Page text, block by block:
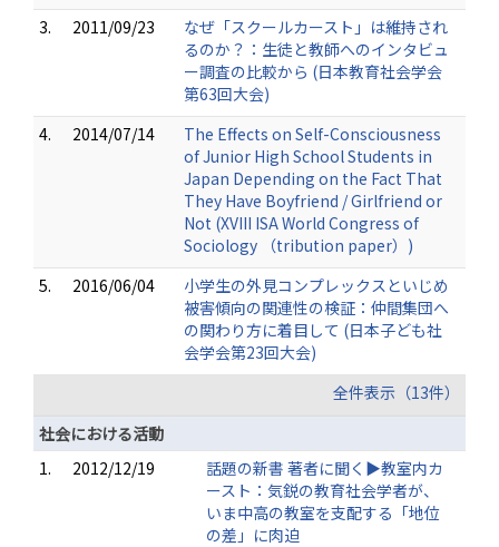
3.
2011/09/23
なぜ「スクールカースト」は維持され
るのか？：生徒と教師へのインタビュ
ー調査の比較から (日本教育社会学会
第63回大会)
4.
2014/07/14
The Effects on Self-Consciousness
of Junior High School Students in
Japan Depending on the Fact That
They Have Boyfriend / Girlfriend or
Not (XVIII ISA World Congress of
Sociology （tribution paper）)
5.
2016/06/04
小学生の外見コンプレックスといじめ
被害傾向の関連性の検証：仲間集団へ
の関わり方に着目して (日本子ども社
会学会第23回大会)
全件表示（13件）
社会における活動
1.
2012/12/19
話題の新書 著者に聞く▶教室内カ
ースト：気鋭の教育社会学者が、
いま中高の教室を支配する「地位
の差」に肉迫